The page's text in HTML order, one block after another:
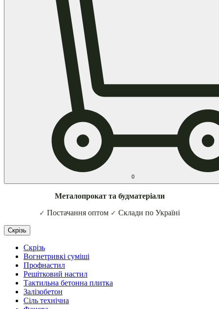
0
Металопрокат та будматеріали
✓ Постачання оптом ✓ Склади по Україні
Скрізь
Скрізь
Вогнетривкі суміші
Профнастил
Решітковий настил
Тактильна бетонна плитка
Залізобетон
Сіль технічна